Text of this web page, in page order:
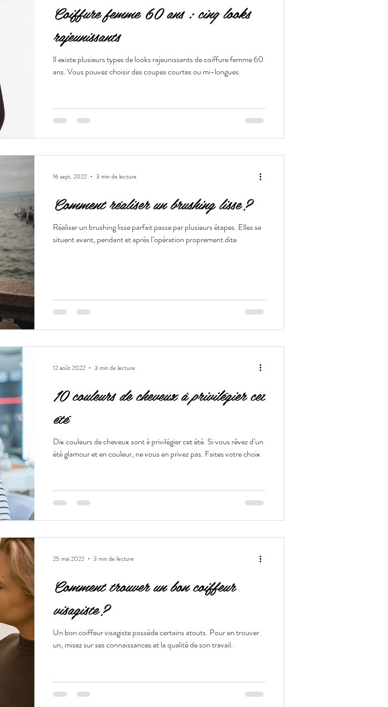
Coiffure femme 60 ans : cinq looks
rajeunissants
Il existe plusieurs types de looks rajeunissants de coiffure femme 60
ans. Vous pouvez choisir des coupes courtes ou mi-longues.
Comment réaliser un brushing lisse ?
Réaliser un brushing lisse parfait passe par plusieurs étapes. Elles se
situent avant, pendant et après l’opération proprement dite
16 sept. 2022 3 min de lecture
10 couleurs de cheveux à privilégier cet
été
Dix couleurs de cheveux sont à privilégier cet été. Si vous rêvez d’un
été glamour et en couleur, ne vous en privez pas. Faites votre choix
12 août 2022 3 min de lecture
Comment trouver un bon coiffeur
visagiste ?
Un bon coiffeur visagiste possède certains atouts. Pour en trouver
un, misez sur ses connaissances et la qualité de son travail.
25 mai 2022 3 min de lecture